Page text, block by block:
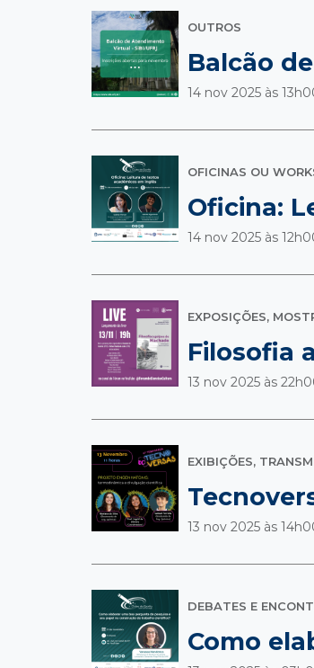
OUTROS
Balcão
14 nov 2025 às
OFICINAS OU
Oficina:
14 nov 2025 às
EXPOSIÇÕES,
Filosofia
13 nov 2025 às
EXIBIÇÕES,
13 nov 2025 às
DEBATES E
Como